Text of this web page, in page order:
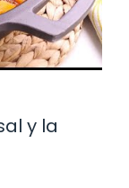
y la